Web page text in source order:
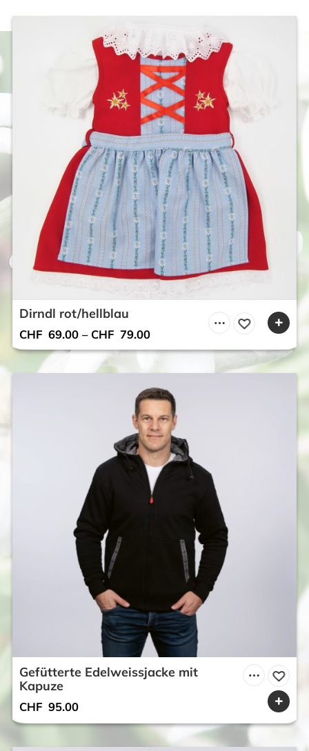
Dirndl rot/hellblau
CHF 69.00 – CHF 79.00
Gefütterte Edelweissjacke mit
Kapuze
CHF 95.00